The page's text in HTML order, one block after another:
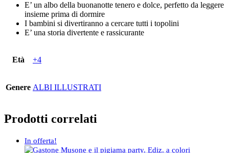
E’ un albo della buonanotte tenero e dolce, perfetto da leggere
insieme prima di dormire
I bambini si divertiranno a cercare tutti i topolini
E’ una storia divertente e rassicurante
Età +4
Genere ALBI ILLUSTRATI
Prodotti correlati
In offerta!